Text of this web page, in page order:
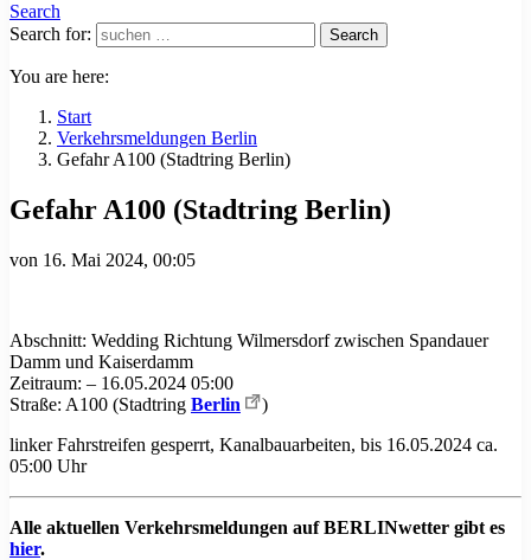
Search
Search for:
Search
You are here:
Start
Verkehrsmeldungen Berlin
Gefahr A100 (Stadtring Berlin)
Gefahr A100 (Stadtring Berlin)
von 16. Mai 2024, 00:05
Abschnitt: Wedding Richtung Wilmersdorf zwischen Spandauer
Damm und Kaiserdamm
Zeitraum: – 16.05.2024 05:00
Straße: A100 (Stadtring Berlin
)
linker Fahrstreifen gesperrt, Kanalbauarbeiten, bis 16.05.2024 ca.
05:00 Uhr
Alle aktuellen Verkehrsmeldungen auf BERLINwetter gibt es
hier.